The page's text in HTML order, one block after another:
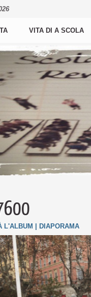
VITA DI A SCOLA
L'ALBUM DIAPORAMA